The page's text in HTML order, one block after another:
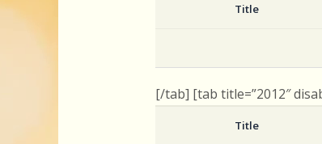
Title
[/tab] [tab title=”2012″
Title